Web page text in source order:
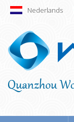
Nederlands